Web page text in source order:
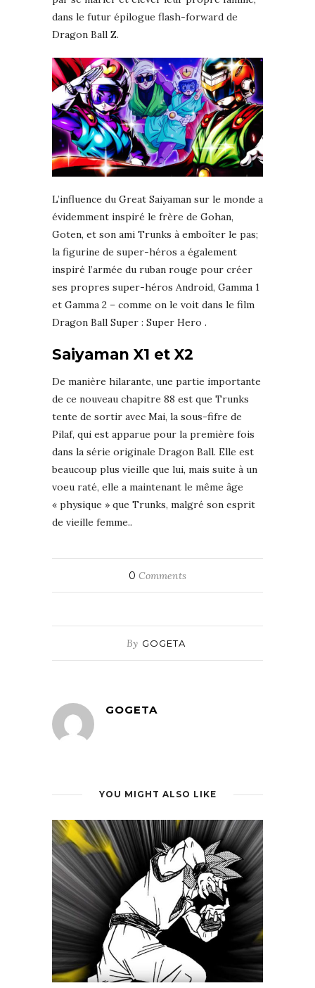
dans le futur épilogue flash-forward de
Dragon Ball Z.
L’influence du Great Saiyaman sur le monde a
évidemment inspiré le frère de Gohan,
Goten, et son ami Trunks à emboîter le pas;
la figurine de super-héros a également
inspiré l’armée du ruban rouge pour créer
ses propres super-héros Android, Gamma 1
et Gamma 2 – comme on le voit dans le film
Dragon Ball Super : Super Hero .
Saiyaman X1 et X2
De manière hilarante, une partie importante
de ce nouveau chapitre 88 est que Trunks
tente de sortir avec Mai, la sous-fifre de
Pilaf, qui est apparue pour la première fois
dans la série originale Dragon Ball. Elle est
beaucoup plus vieille que lui, mais suite à un
voeu raté, elle a maintenant le même âge
« physique » que Trunks, malgré son esprit
de vieille femme..
0 Comments
By GOGETA
GOGETA
YOU MIGHT ALSO LIKE